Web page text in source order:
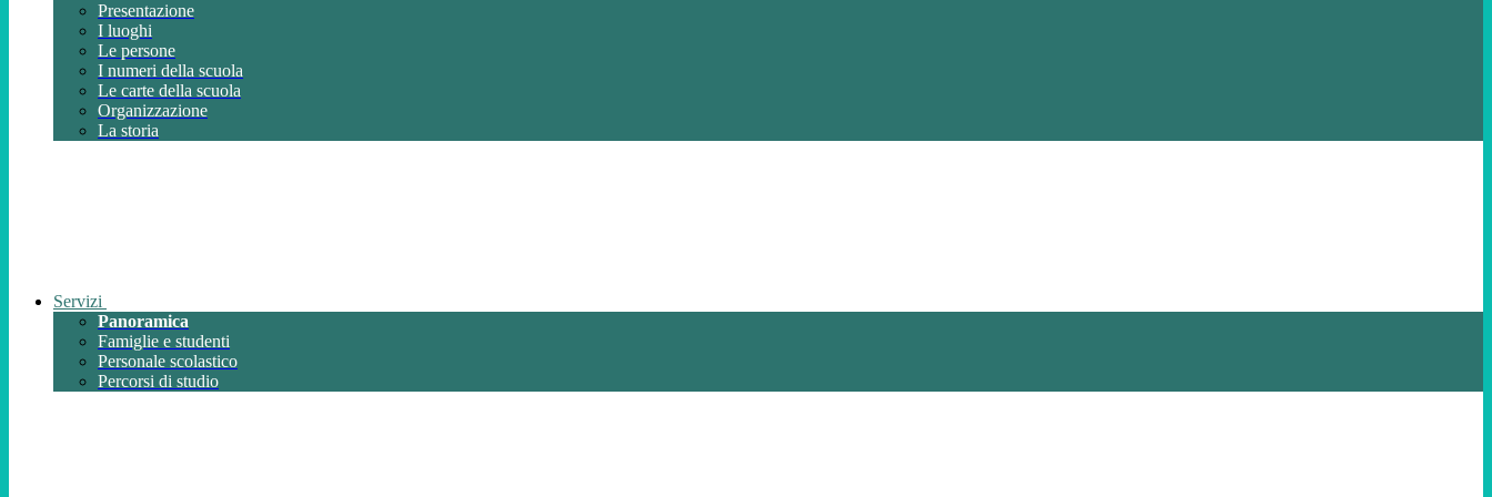
Presentazione
I luoghi
Le persone
I numeri della scuola
Le carte della scuola
Organizzazione
La storia
Servizi
Panoramica
Famiglie e studenti
Personale scolastico
Percorsi di studio